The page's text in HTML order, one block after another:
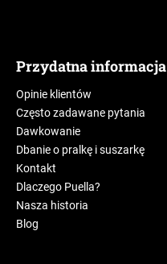
Przydatna informacja
Opinie klientów
Często zadawane pytania
Dawkowanie
Dbanie o pralkę i suszarkę
Kontakt
Dlaczego Puella?
Nasza historia
Blog